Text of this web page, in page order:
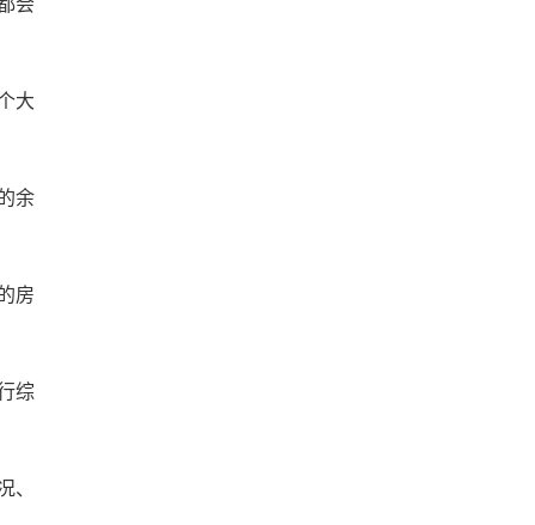
会
大
余
房
综
、